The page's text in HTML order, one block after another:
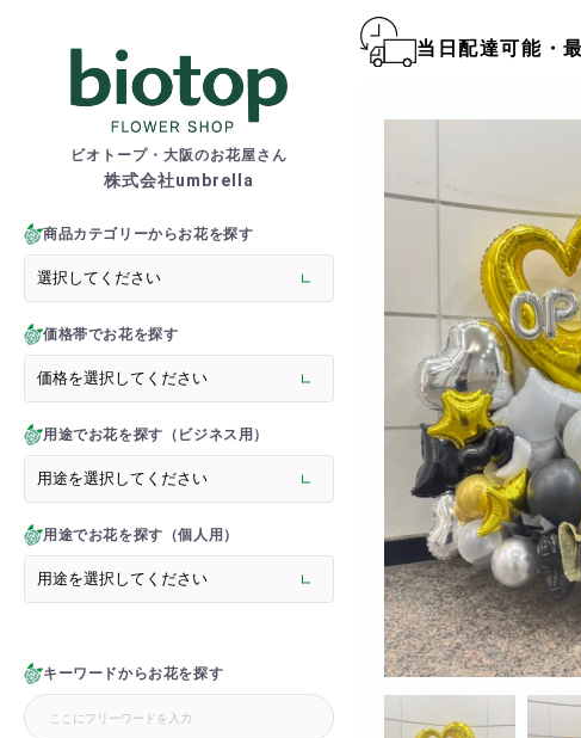
ビオトープ・大阪のお花屋さん
株式会社umbrella
商品カテゴリーからお花を探す
価格帯でお花を探す
用途でお花を探す（ビジネス用）
用途でお花を探す（個人用）
キーワードからお花を探す
当日配達可能・
商品一覧カテゴリー
> フラワースタンド
> バルーンスタンド
> 胡蝶蘭
> オーダーメイド
> フラワーアレンジメント
> バルーン＆ぬいぐるみアレンジ
> 花束(フラワーブーケ)
> バルーン＆ぬいぐるみ花束
> アーティフィシャルグリッター
> 推し活フラワーバルーン
> メモリアルフラワー
> ラグジュアリーフラワー
> バラ
> オフィスグリーン特集
> サプライズ装飾・ホテル装飾
> バルーン装飾
> アーチ